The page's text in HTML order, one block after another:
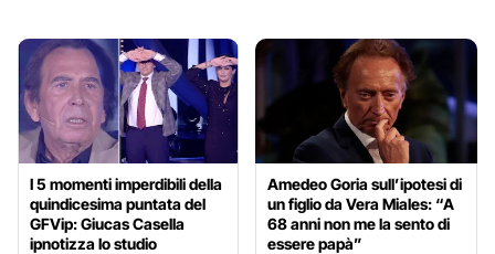
I 5 momenti imperdibili della
quindicesima puntata del
GFVip: Giucas Casella
ipnotizza lo studio
Amedeo Goria sull’ipotesi di
un figlio da Vera Miales: “A
68 anni non me la sento di
essere papà”